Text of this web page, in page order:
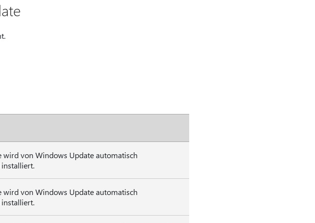
wird von Windows Update automatisch
wird von Windows Update automatisch